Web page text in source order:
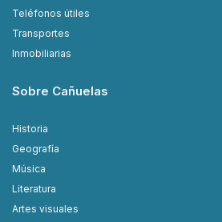
Teléfonos útiles
Transportes
Inmobiliarias
Sobre Cañuelas
Historia
Geografía
Música
Literatura
Artes visuales